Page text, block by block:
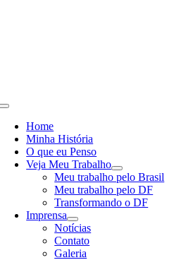
Toggle
NavigationHome
Minha História
O que eu Penso
Veja Meu Trabalho
Meu trabalho pelo Brasil
Meu trabalho pelo DF
Transformando o DF
Imprensa
Notícias
Contato
Galeria